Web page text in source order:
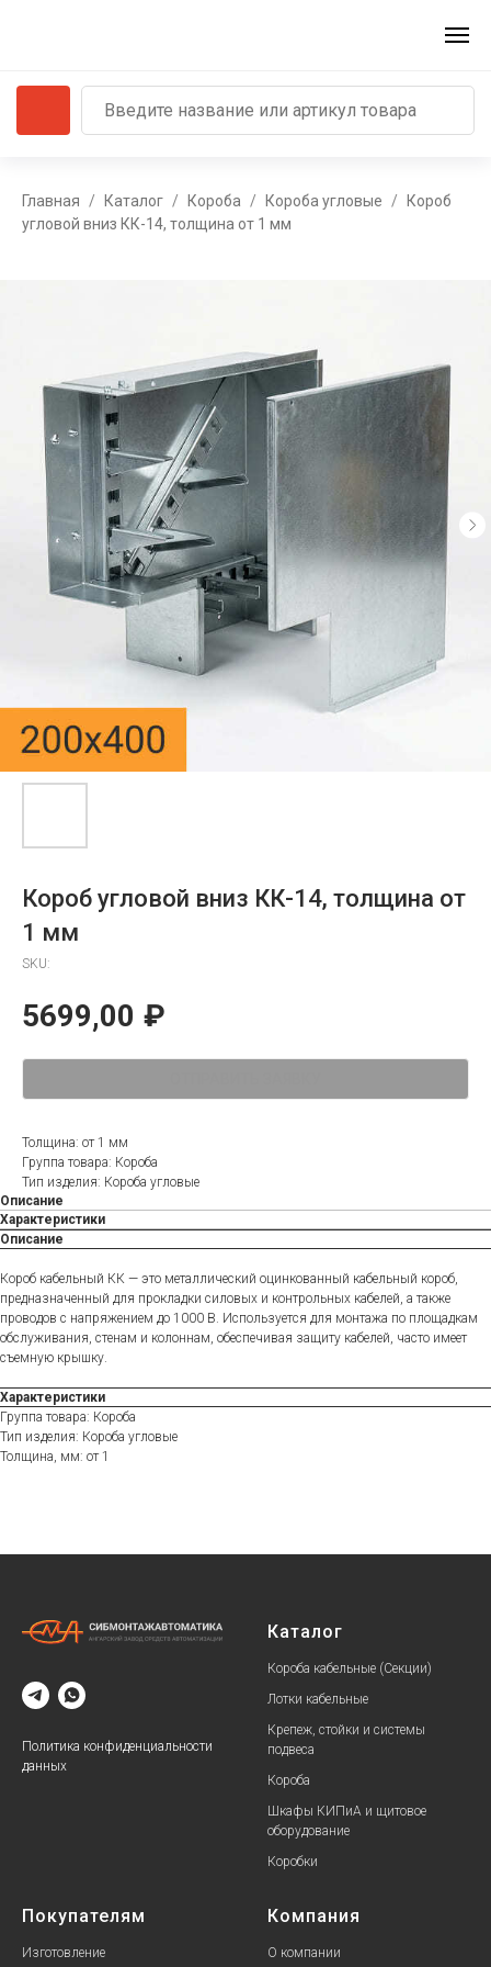
Главная Каталог Короба Короба угловые
Короб
угловой вниз КК-14, толщина от 1 мм
Короб угловой вниз КК-14, толщина от
1 мм
SKU:
5699,00 ₽
Толщина: от 1 мм
Группа товара: Короба
Тип изделия: Короба угловые
Описание
Характеристики
Описание
Короб кабельный КК — это металлический оцинкованный кабельный короб,
предназначенный для прокладки силовых и контрольных кабелей, а также
проводов с напряжением до 1000 В. Используется для монтажа по площадкам
обслуживания, стенам и колоннам, обеспечивая защиту кабелей, часто имеет
съемную крышку.
Характеристики
Группа товара: Короба
Тип изделия: Короба угловые
Толщина, мм: от 1
Политика конфиденциальности
данных
Каталог
Короба кабельные (Секции)
Лотки кабельные
Крепеж, стойки и системы
подвеса
Короба
Шкафы КИПиА и щитовое
оборудование
Коробки
Покупателям
Изготовление
Компания
О компании